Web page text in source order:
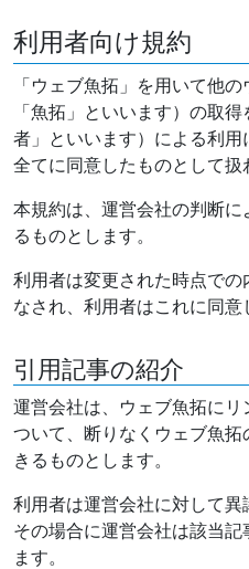
利用者向け規約
「ウェブ魚拓」を用いて他
「魚拓」といいます）の取
者」といいます）による利
全てに同意したものとして扱
本規約は、運営会社の判断
るものとします。
利用者は変更された時点で
なされ、利用者はこれに同意
引用記事の紹介
運営会社は、ウェブ魚拓に
ついて、断りなくウェブ魚
きるものとします。
利用者は運営会社に対して異
その場合に運営会社は該当
ます。